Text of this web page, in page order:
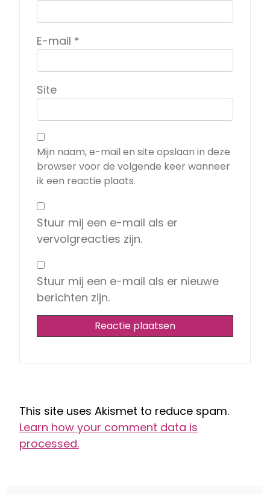
E-mail *
Site
Mijn naam, e-mail en site opslaan in deze
browser voor de volgende keer wanneer
ik een reactie plaats.
Stuur mij een e-mail als er
vervolgreacties zijn.
Stuur mij een e-mail als er nieuwe
berichten zijn.
This site uses Akismet to reduce spam.
Learn how your comment data is
processed.